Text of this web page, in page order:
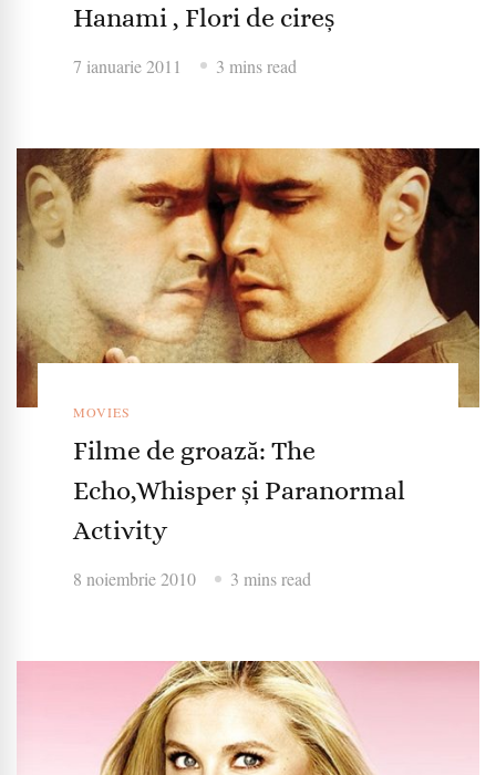
Hanami , Flori de cireș
7 ianuarie 2011 3 mins read
MOVIES
Filme de groază: The
Echo,Whisper și Paranormal
Activity
8 noiembrie 2010 3 mins read